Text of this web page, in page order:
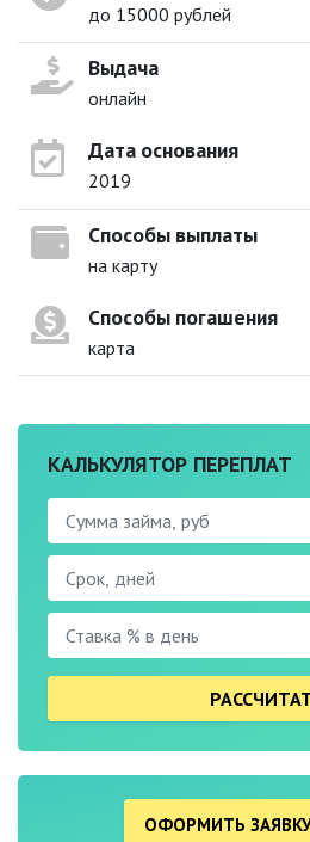
до 15000 рублей
Выдача
онлайн
Дата основания
2019
Способы выплаты
на карту
Способы погашения
карта
КАЛЬКУЛЯТОР ПЕРЕПЛАТ
ОФОРМИТЬ